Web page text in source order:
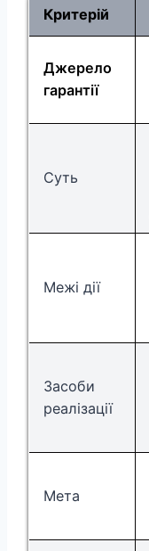
Критерій
Джерело
гарантії
Суть
Межі дії
Засоби
реалізації
Мета